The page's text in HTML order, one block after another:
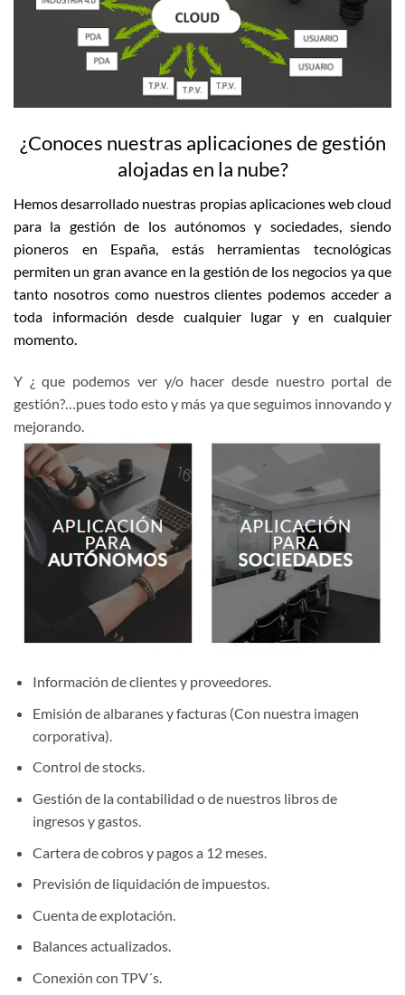
¿Conoces nuestras aplicaciones de gestión
alojadas en la nube?
Hemos desarrollado nuestras propias aplicaciones web cloud
para la gestión de los autónomos y sociedades, siendo
pioneros en España, estás herramientas tecnológicas
permiten un gran avance en la gestión de los negocios ya que
tanto nosotros como nuestros clientes podemos acceder a
toda información desde cualquier lugar y en cualquier
momento.
Y ¿ que podemos ver y/o hacer desde nuestro portal de
gestión?…pues todo esto y más ya que seguimos innovando y
mejorando.
Información de clientes y proveedores.
Emisión de albaranes y facturas (Con nuestra imagen
corporativa).
Control de stocks.
Gestión de la contabilidad o de nuestros libros de
ingresos y gastos.
Cartera de cobros y pagos a 12 meses.
Previsión de liquidación de impuestos.
Cuenta de explotación.
Balances actualizados.
Conexión con TPV´s.